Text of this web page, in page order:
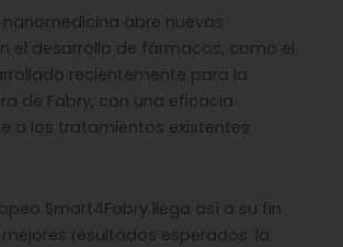
nanomedicina abre nuevas
el desarrollo de fármacos, como el
recientemente para la
de Fabry, con una eficacia
a los tratamientos existentes
Smart4Fabry llega así a su fin
resultados esperados: la